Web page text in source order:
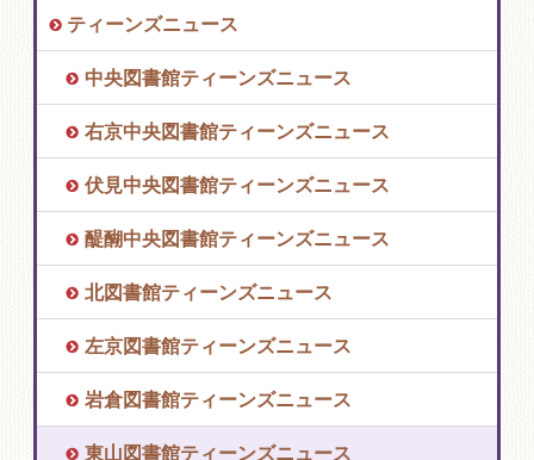
ティーンズニュース
中央図書館ティーンズニュース
右京中央図書館ティーンズニュース
伏見中央図書館ティーンズニュース
醍醐中央図書館ティーンズニュース
北図書館ティーンズニュース
左京図書館ティーンズニュース
岩倉図書館ティーンズニュース
東山図書館ティーンズニュース